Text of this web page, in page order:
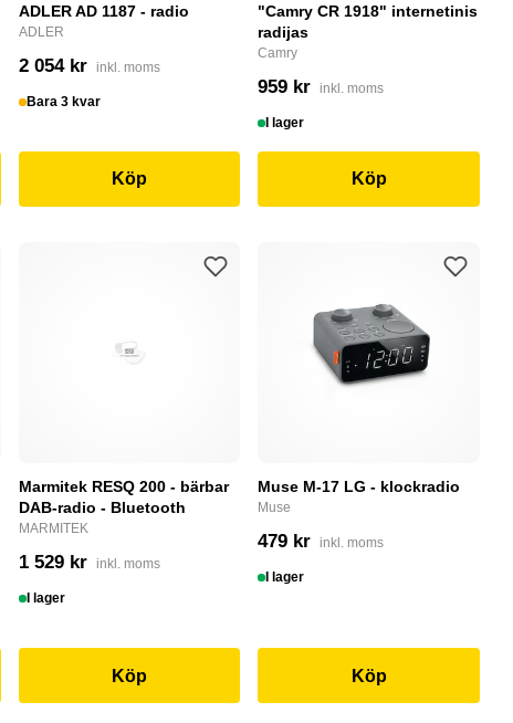
ADLER AD 1187 - radio
ADLER
2 054 kr inkl. moms
Bara 3 kvar
Köp
"Camry CR 1918" internetinis
radijas
Camry
959 kr inkl. moms
I lager
Köp
Marmitek RESQ 200 - bärbar
DAB-radio - Bluetooth
MARMITEK
1 529 kr inkl. moms
I lager
Köp
Muse M-17 LG - klockradio
Muse
479 kr inkl. moms
I lager
Köp